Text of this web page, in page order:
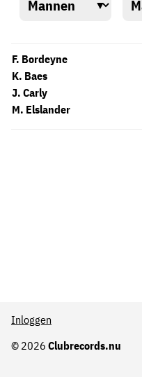
F. Bordeyne
K. Baes
J. Carly
M. Elslander
© 2026 Clubrecords.nu
Inloggen